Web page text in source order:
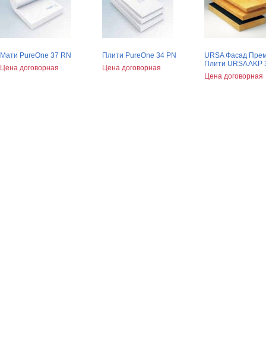
Мати PureOne 37 RN
Цена договорная
Плити PureOne 34 РN
Цена договорная
URSA Фасад
Плити URSA AKP
Цена договорная